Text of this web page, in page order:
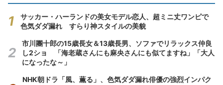
サッカー・ハーランドの美女モデル恋人、超ミニ丈ワンピで
色気ダダ漏れ すらり神スタイルの美貌
市川團十郎の15歳長女＆13歳長男、ソファでリラックス仲良
し2ショ 「海老蔵さんにも麻央さんにも似てますね」「大人
になったな～」
NHK朝ドラ「風、薫る」、色気ダダ漏れ俳優の強烈インパク